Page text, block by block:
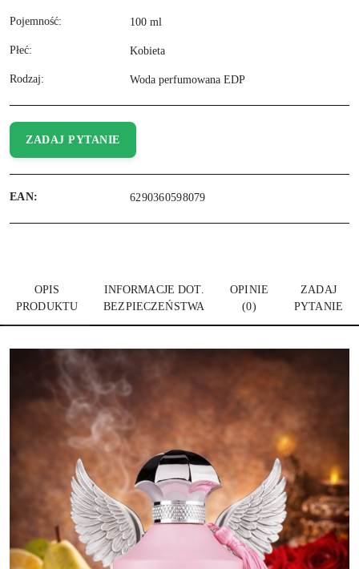
Pojemność: 100 ml
Płeć: Kobieta
Rodzaj: Woda perfumowana EDP
ZADAJ PYTANIE
EAN: 6290360598079
OPIS
PRODUKTU
INFORMACJE DOT.
BEZPIECZEŃSTWA
OPINIE
(0)
ZADAJ
PYTANIE